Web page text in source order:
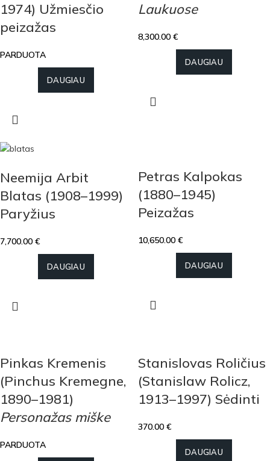
1974) Užmiesčio
peizažas
PARDUOTA
DAUGIAU
Laukuose
8,300.00 €
DAUGIAU
Neemija Arbit
Blatas (1908–1999)
Paryžius
7,700.00 €
DAUGIAU
Petras Kalpokas
(1880–1945)
Peizažas
10,650.00 €
DAUGIAU
Pinkas Kremenis
(Pinchus Kremegne,
1890–1981)
Personažas miške
PARDUOTA
Stanislovas Roličius
(Stanislaw Rolicz,
1913–1997) Sėdinti
370.00 €
DAUGIAU